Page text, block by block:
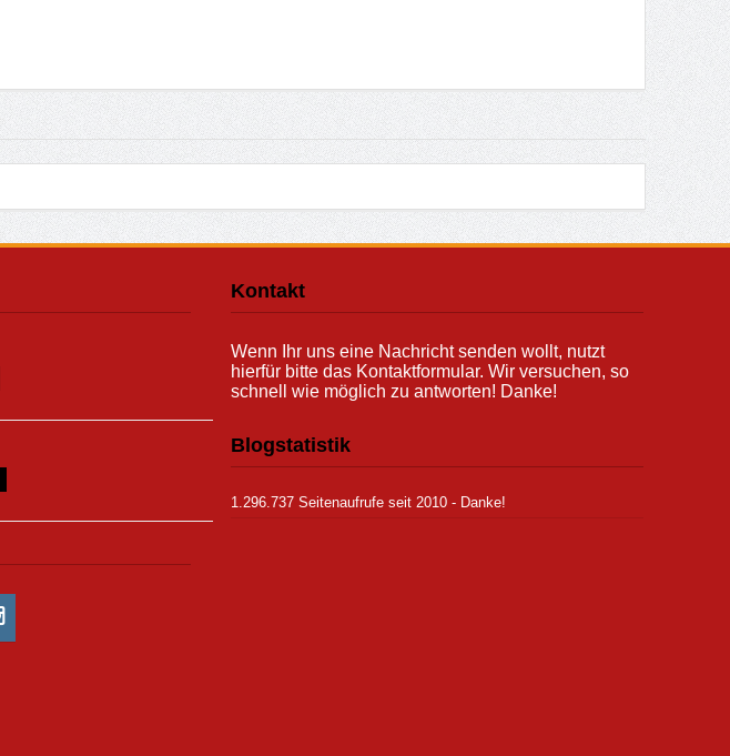
Kontakt
Wenn Ihr uns eine Nachricht senden wollt, nutzt
hierfür bitte das Kontaktformular. Wir versuchen, so
schnell wie möglich zu antworten! Danke!
Blogstatistik
1.296.737 Seitenaufrufe seit 2010 - Danke!